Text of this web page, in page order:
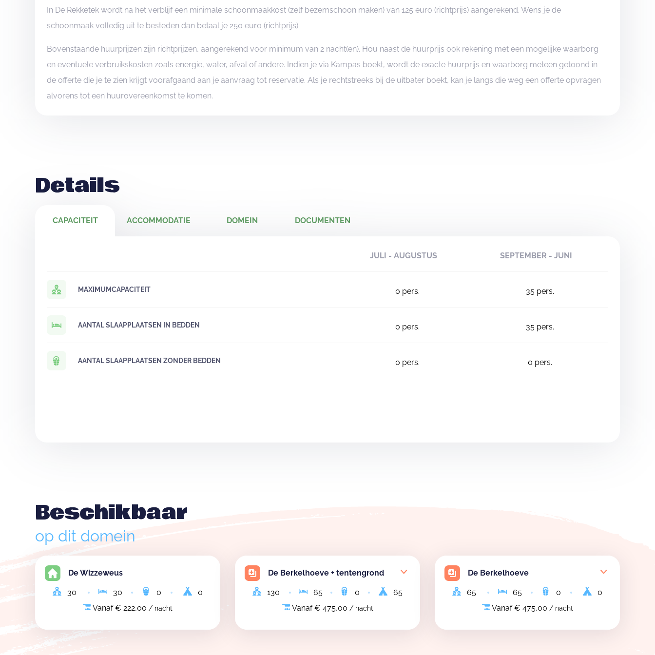
In De Rekketek wordt na het verblijf een minimale schoonmaakkost (zelf bezemschoon maken) van 125 euro (richtprijs) aangerekend. Wens je de
schoonmaak volledig uit te besteden dan betaal je 250 euro (richtprijs).
Bovenstaande huurprijzen zijn richtprijzen, aangerekend voor minimum van 2 nacht(en). Hou naast de huurprijs ook rekening met een mogelijke waarborg
en eventuele verbruikskosten zoals energie, water, afval of andere. Indien je via Kampas boekt, wordt de exacte huurprijs en waarborg meteen getoond in
de offerte die je te zien krijgt voorafgaand aan je aanvraag tot reservatie. Als je rechtstreeks bij de uitbater boekt, kan je langs die weg een offerte opvragen
alvorens tot een huurovereenkomst te komen.
Details
CAPACITEIT ACCOMMODATIE DOMEIN DOCUMENTEN
JULI - AUGUSTUS SEPTEMBER - JUNI
MAXIMUMCAPACITEIT 0 pers. 35pers.
AANTAL SLAAPPLAATSEN IN BEDDEN 0 pers. 35pers.
AANTAL SLAAPPLAATSEN ZONDER BEDDEN 0 pers. 0 pers.
Beschikbaar
op dit domein
De Wizzeweus
30 30 0
0
Vanaf € 222,00 / nacht
De Berkelhoeve + tentengrond
130 65 0
65
Vanaf € 475,00 / nacht
De Berkelhoeve
65 65 0
0
Vanaf € 475,00 / nacht